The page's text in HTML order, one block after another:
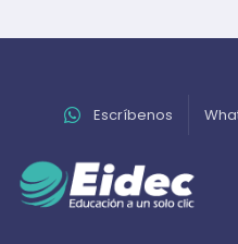
Escríbenos